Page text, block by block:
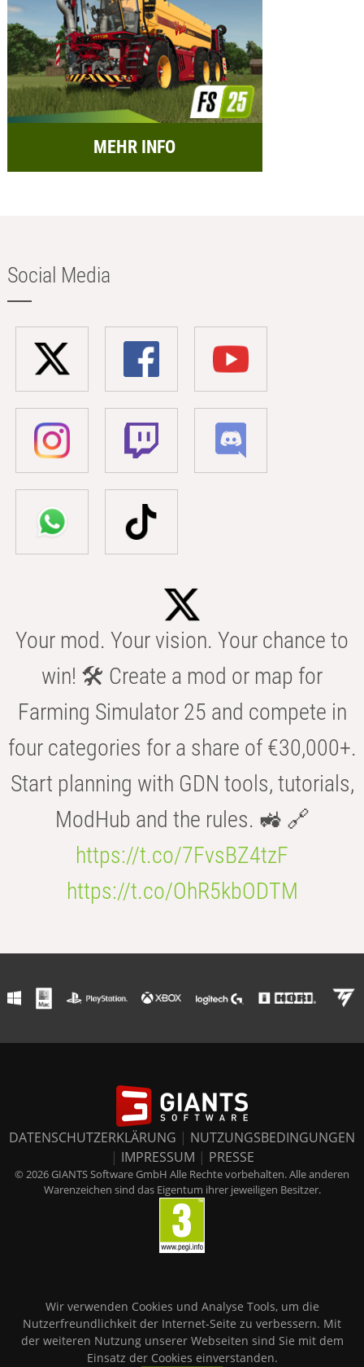
MEHR INFO
Social Media
Your mod. Your vision. Your chance to
win! 🛠️ Create a mod or map for
Farming Simulator 25 and compete in
four categories for a share of €30,000+.
Start planning with GDN tools, tutorials,
ModHub and the rules. 🚜 🔗
https://t.co/7FvsBZ4tzF
https://t.co/OhR5kbODTM
DATENSCHUTZERKLÄRUNG | NUTZUNGSBEDINGUNGEN
| IMPRESSUM | PRESSE
© 2026 GIANTS Software GmbH Alle Rechte vorbehalten. Alle anderen
Warenzeichen sind das Eigentum ihrer jeweiligen Besitzer.
Wir verwenden Cookies und Analyse Tools, um die
Nutzerfreundlichkeit der Internet-Seite zu verbessern. Mit
der weiteren Nutzung unserer Webseiten sind Sie mit dem
Einsatz der Cookies einverstanden.